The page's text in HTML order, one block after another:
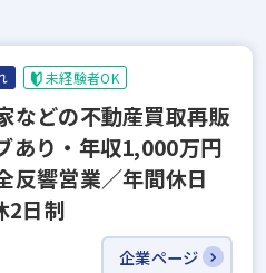
未経験者OK
などの不動産買取再販
あり・年収1,000万円
反響営業／年間休日
2日制
企業ページ